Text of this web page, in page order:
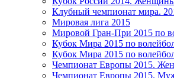
Клубный чемпионат мира.
Мировая лига 2015
Мировой Гран-При 2015 по
Кубок Мира 2015 по
Кубок Мира 2015 по
Чемпионат Европы 2015.
Чемпионат Европы 2015.